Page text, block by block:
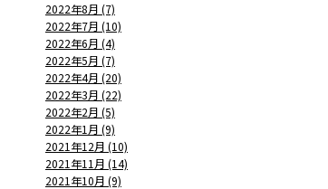
2022年8月 (7)
2022年7月 (10)
2022年6月 (4)
2022年5月 (7)
2022年4月 (20)
2022年3月 (22)
2022年2月 (5)
2022年1月 (9)
2021年12月 (10)
2021年11月 (14)
2021年10月 (9)